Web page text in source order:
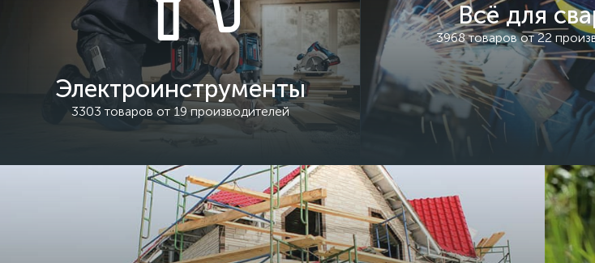
Электроинструменты
3303 товаров от 19 производителей
Всё для
3968 товаров от 22